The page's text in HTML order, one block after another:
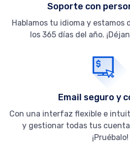
Soporte con
Hablamos tu idioma y estamos
los 365 días del año.
Email seguro y
Con una interfaz flexible e
y gestionar todas tus
¡Pruébalo!